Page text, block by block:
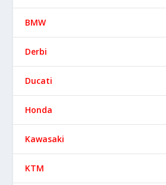
BMW
Derbi
Ducati
Honda
Kawasaki
KTM